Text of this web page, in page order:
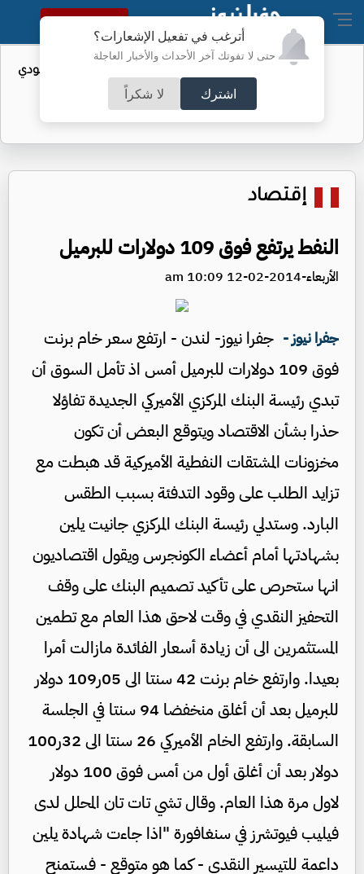
أترغب في تفعيل الإشعارات؟
حتى لا تفوتك آخر الأحداث والأخبار العاجلة
اشترك لا شكراً
النسخة الكاملة
واردات الولايات المتحدة من النفط السعودي
تهبط إلى الصفر
إقتصاد
النفط يرتفع فوق 109 دولارات للبرميل
الأربعاء-2014-02-12 10:09 am
جفرا نيوز - جفرا نيوز- لندن - ارتفع سعر خام برنت
فوق 109 دولارات للبرميل أمس اذ تأمل السوق أن
تبدي رئيسة البنك المركزي الأميركي الجديدة تفاؤلا
حذرا بشأن الاقتصاد ويتوقع البعض أن تكون
مخزونات المشتقات النفطية الأميركية قد هبطت مع
تزايد الطلب على وقود التدفئة بسبب الطقس
البارد. وستدلي رئيسة البنك المركزي جانيت يلين
بشهادتها أمام أعضاء الكونجرس ويقول اقتصاديون
انها ستحرص على تأكيد تصميم البنك على وقف
التحفيز النقدي في وقت لاحق هذا العام مع تطمين
المستثمرين الى أن زيادة أسعار الفائدة مازالت أمرا
بعيدا. وارتفع خام برنت 42 سنتا الى 05ر109 دولار
للبرميل بعد أن أغلق منخفضا 94 سنتا في الجلسة
السابقة. وارتفع الخام الأميركي 26 سنتا الى 32ر100
دولار بعد أن أغلق أول من أمس فوق 100 دولار
لاول مرة هذا العام. وقال تشي تات تان المحلل لدى
فيليب فيوتشرز في سنغافورة "اذا جاءت شهادة يلين
داعمة للتيسير النقدي - كما هو متوقع - فستمنح